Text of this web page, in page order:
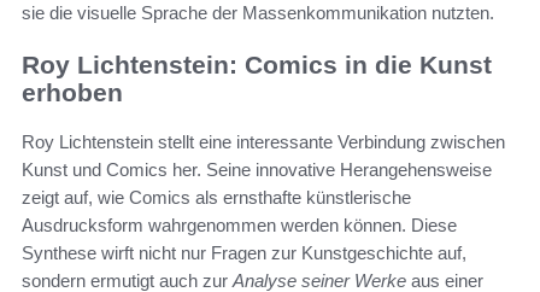
sie die visuelle Sprache der Massenkommunikation nutzten.
Roy Lichtenstein: Comics in die Kunst
erhoben
Roy Lichtenstein stellt eine interessante Verbindung zwischen
Kunst und Comics her. Seine innovative Herangehensweise
zeigt auf, wie Comics als ernsthafte künstlerische
Ausdrucksform wahrgenommen werden können. Diese
Synthese wirft nicht nur Fragen zur Kunstgeschichte auf,
sondern ermutigt auch zur Analyse seiner Werke aus einer